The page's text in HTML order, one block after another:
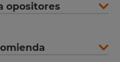
opositores